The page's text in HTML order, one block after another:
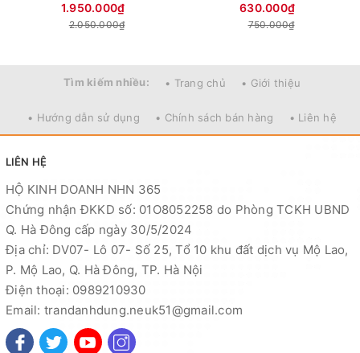
1.950.000₫
2.050.000₫
630.000₫
750.000₫
Tìm kiếm nhiều: • Trang chủ • Giới thiệu
• Hướng dẫn sử dụng • Chính sách bán hàng • Liên hệ
LIÊN HỆ
HỘ KINH DOANH NHN 365
Chứng nhận ĐKKD số: 01O8052258 do Phòng TCKH UBND
Q. Hà Đông cấp ngày 30/5/2024
Địa chỉ: DV07- Lô 07- Số 25, Tổ 10 khu đất dịch vụ Mộ Lao,
P. Mộ Lao, Q. Hà Đông, TP. Hà Nội
Điện thoại: 0989210930
Email: trandanhdung.neuk51@gmail.com